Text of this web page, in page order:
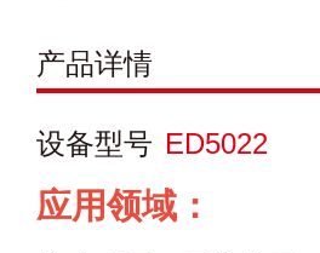
产品详情
设备型号 ED5022
应用领域：